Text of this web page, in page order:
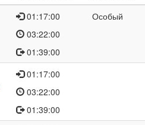
01:17:00
03:22:00
01:39:00
Особый
01:17:00
03:22:00
01:39:00